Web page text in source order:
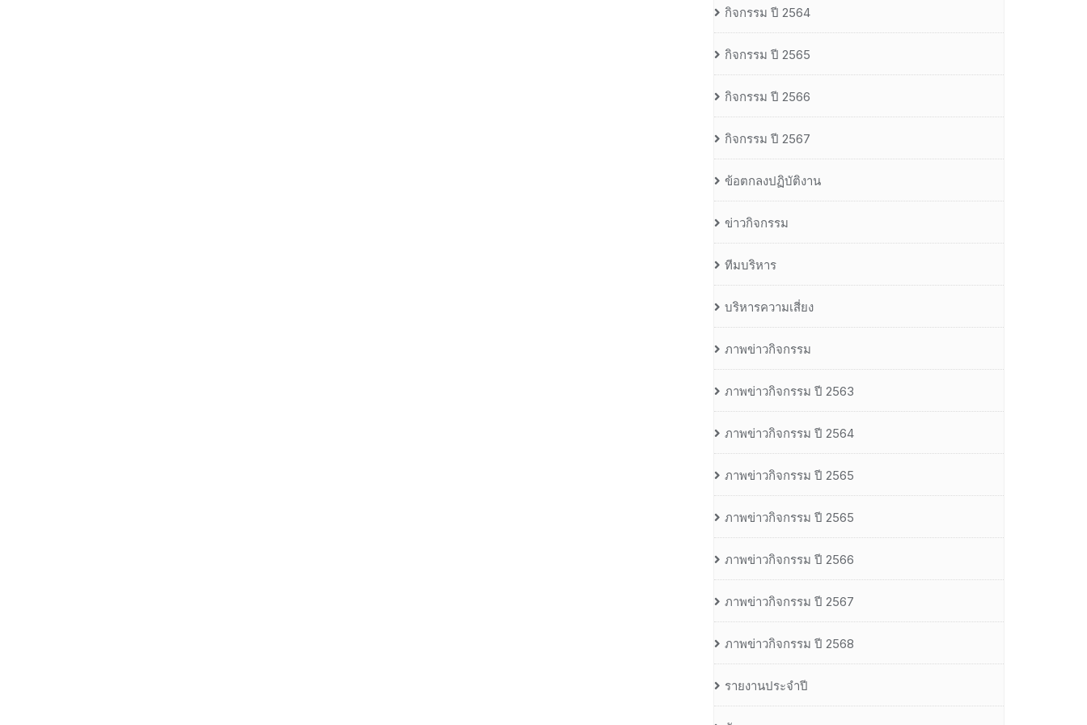
กิจกรรม ปี 2564
กิจกรรม ปี 2565
กิจกรรม ปี 2566
กิจกรรม ปี 2567
ข้อตกลงปฏิบัติงาน
ข่าวกิจกรรม
ทีมบริหาร
บริหารความเสี่ยง
ภาพข่าวกิจกรรม
ภาพข่าวกิจกรรม ปี 2563
ภาพข่าวกิจกรรม ปี 2564
ภาพข่าวกิจกรรม ปี 2565
ภาพข่าวกิจกรรม ปี 2565
ภาพข่าวกิจกรรม ปี 2566
ภาพข่าวกิจกรรม ปี 2567
ภาพข่าวกิจกรรม ปี 2568
รายงานประจำปี